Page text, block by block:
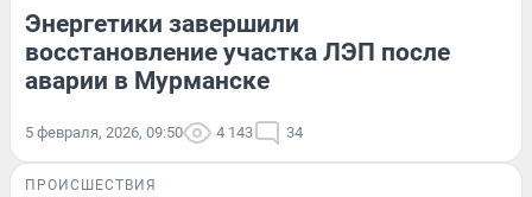
Энергетики завершили
восстановление участка ЛЭП после
аварии в Мурманске
5 февраля, 2026, 09:50 4 143 34
ПРОИСШЕСТВИЯ